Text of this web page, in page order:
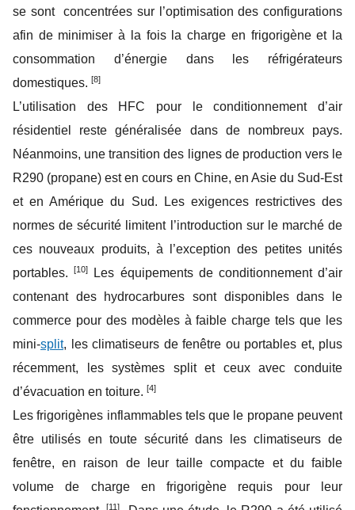
se sont concentrées sur l’optimisation des configurations
afin de minimiser à la fois la charge en frigorigène et la
consommation d’énergie dans les réfrigérateurs
domestiques. [8]
L’utilisation des HFC pour le conditionnement d’air
résidentiel reste généralisée dans de nombreux pays.
Néanmoins, une transition des lignes de production vers le
R290 (propane) est en cours en Chine, en Asie du Sud-Est
et en Amérique du Sud. Les exigences restrictives des
normes de sécurité limitent l’introduction sur le marché de
ces nouveaux produits, à l’exception des petites unités
portables.[10]
Les équipements de conditionnement d’air
contenant des hydrocarbures sont disponibles dans le
commerce pour des modèles à faible charge tels que les
mini-split, les climatiseurs de fenêtre ou portables et, plus
récemment, les systèmes split et ceux avec conduite
d’évacuation en toiture. [4]
Les frigorigènes inflammables tels que le propane peuvent
être utilisés en toute sécurité dans les climatiseurs de
fenêtre, en raison de leur taille compacte et du faible
volume de charge en frigorigène requis pour leur
[11]